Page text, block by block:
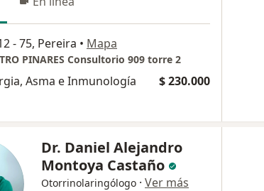
- 75, Pereira • Mapa
PINARES Consultorio 909 torre 2
Asma e Inmunología $ 230.000
Dr. Daniel Alejandro
Montoya Castaño
Otorrinolaringólogo · Ver más